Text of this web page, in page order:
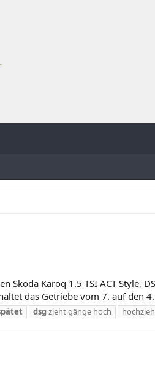
Skoda Karoq 1.5 TSI ACT Style,
das Getriebe vom 7. auf den
dsgzieht gänge hoch